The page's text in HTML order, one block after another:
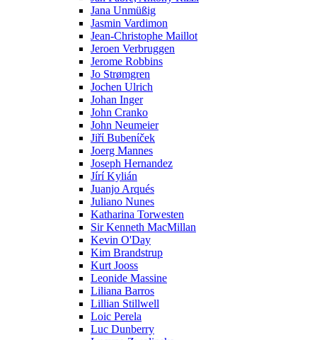
Jana Unmüßig
Jasmin Vardimon
Jean-Christophe Maillot
Jeroen Verbruggen
Jerome Robbins
Jo Strømgren
Jochen Ulrich
Johan Inger
John Cranko
John Neumeier
Jiřί Bubenίček
Joerg Mannes
Joseph Hernandez
Jírí Kylián
Juanjo Arqués
Juliano Nunes
Katharina Torwesten
Sir Kenneth MacMillan
Kevin O'Day
Kim Brandstrup
Kurt Jooss
Leonide Massine
Liliana Barros
Lillian Stillwell
Loic Perela
Luc Dunberry